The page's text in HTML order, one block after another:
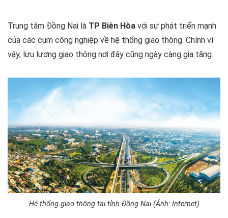
Trung tâm Đồng Nai là TP Biên Hòa với sự phát triển mạnh
của các cụm công nghiệp về hệ thống giao thông. Chính vì
vậy, lưu lượng giao thông nơi đây cũng ngày càng gia tăng.
Hệ thống giao thông tại tỉnh Đồng Nai (Ảnh: Internet)